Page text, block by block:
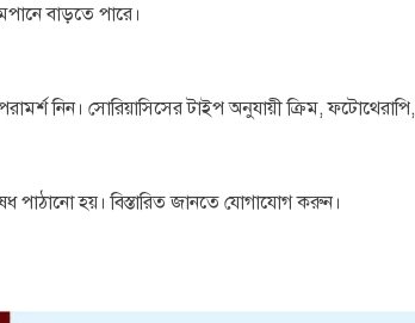
বাড়তে পারে।
নিন। সোরিয়াসিসের টাইপ অনুযায়ী ক্রিম, ফটোথেরাপি,
পাঠানো হয়। বিস্তারিত জানতে যোগাযোগ করুন।